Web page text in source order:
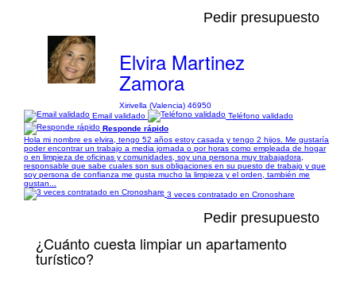
Pedir presupuesto
Elvira Martinez
Zamora
Xirivella (Valencia) 46950
Email validado
Teléfono validado
Responde rápido
Hola mi nombre es elvira, tengo 52 años estoy casada y tengo 2 hijos. Me gustaría
poder encontrar un trabajo a media jornada o por horas como empleada de hogar
o en limpieza de oficinas y comunidades, soy una persona muy trabajadora,
responsable que sabe cuales son sus obligaciones en su puesto de trabajo y que
soy persona de confianza me gusta mucho la limpieza y el orden, también me
gustan...
3 veces contratado en Cronoshare
Pedir presupuesto
¿Cuánto cuesta limpiar un apartamento
turístico?